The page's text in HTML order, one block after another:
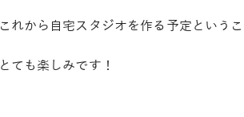
これから自宅スタジオを作る予定という
とても楽しみです！